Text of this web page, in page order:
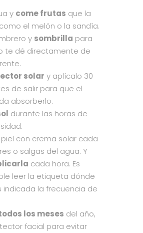
y come frutas que la
el melón o la sandía.
y sombrilla para
te dé directamente de
solar y aplícalo 30
de salir para que el
absorberlo.
durante las horas de
con crema solar cada
o salgas del agua. Y
cada hora. Es
leer la etiqueta dónde
indicada la frecuencia de
los meses del año,
facial para evitar